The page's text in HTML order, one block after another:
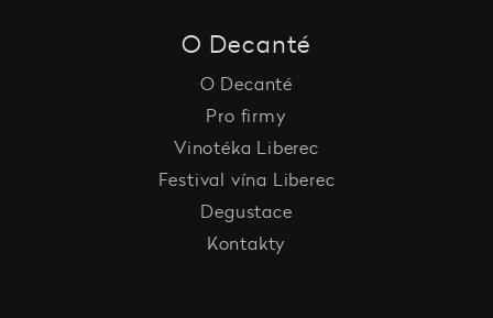
O Decanté
O Decanté
Pro firmy
Vinotéka Liberec
Festival vína Liberec
Degustace
Kontakty